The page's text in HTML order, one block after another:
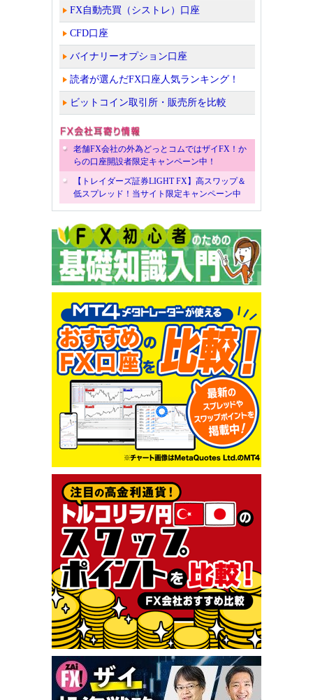
FX自動売買（シストレ）口座
CFD口座
バイナリーオプション口座
読者が選んだFX口座人気ランキング！
ビットコイン取引所・販売所を比較
老舗FX会社の外為どっとコムではザイFX！か
らの口座開設者限定キャンペーン中！
【トレイダーズ証券LIGHT FX】高スワップ＆
低スプレッド！当サイト限定キャンペーン中